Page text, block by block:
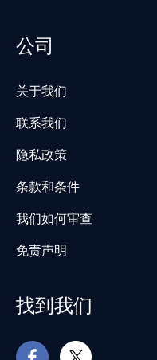
公司
关于我们
联系我们
隐私政策
条款和条件
我们如何审查
免责声明
找到我们